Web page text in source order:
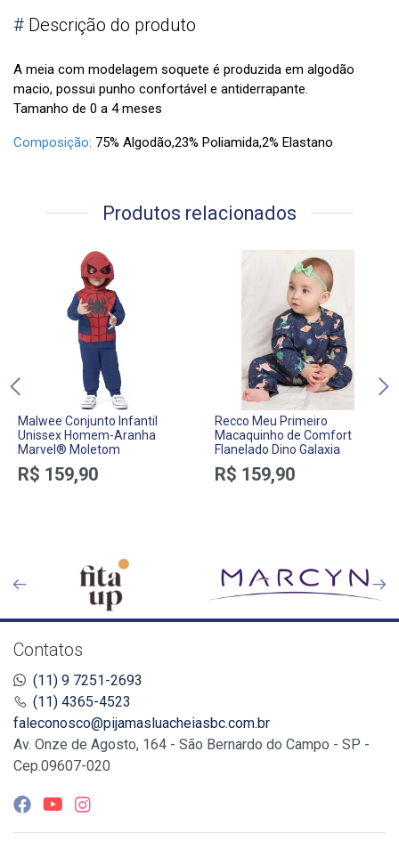
# Descrição do produto
A meia com modelagem soquete é produzida em algodão
macio, possui punho confortável e antiderrapante.
Tamanho de 0 a 4 meses
Composição: 75% Algodão,23% Poliamida,2% Elastano
Produtos relacionados
Malwee Conjunto Infantil
Unissex Homem-Aranha
Marvel® Moletom
R$ 159,90
Recco Meu Primeiro
Macaquinho de Comfort
Flanelado Dino Galaxia
R$ 159,90
Contatos
(11) 9 7251-2693
(11) 4365-4523
faleconosco@pijamasluacheiasbc.com.br
Av. Onze de Agosto, 164 - São Bernardo do Campo - SP -
Cep.09607-020